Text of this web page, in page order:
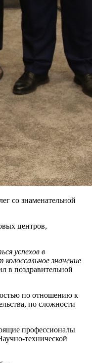
со знаменательной
центров,
успехов в
значение
в поздравительной
по отношению к
по сложности
профессионалы
технической